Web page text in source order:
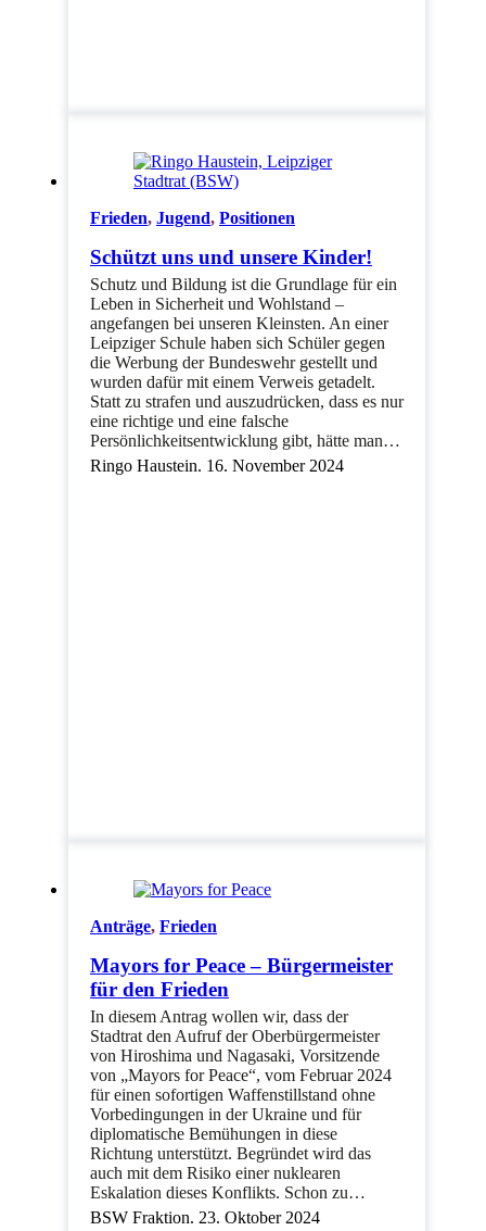
Frieden, Jugend, Positionen
Schützt uns und unsere Kinder!
Schutz und Bildung ist die Grundlage für ein
Leben in Sicherheit und Wohlstand –
angefangen bei unseren Kleinsten. An einer
Leipziger Schule haben sich Schüler gegen
die Werbung der Bundeswehr gestellt und
wurden dafür mit einem Verweis getadelt.
Statt zu strafen und auszudrücken, dass es nur
eine richtige und eine falsche
Persönlichkeitsentwicklung gibt, hätte man…
Ringo Haustein. 16. November 2024
Anträge, Frieden
Mayors for Peace – Bürgermeister
für den Frieden
In diesem Antrag wollen wir, dass der
Stadtrat den Aufruf der Oberbürgermeister
von Hiroshima und Nagasaki, Vorsitzende
von „Mayors for Peace“, vom Februar 2024
für einen sofortigen Waffenstillstand ohne
Vorbedingungen in der Ukraine und für
diplomatische Bemühungen in diese
Richtung unterstützt. Begründet wird das
auch mit dem Risiko einer nuklearen
Eskalation dieses Konflikts. Schon zu…
BSW Fraktion. 23. Oktober 2024